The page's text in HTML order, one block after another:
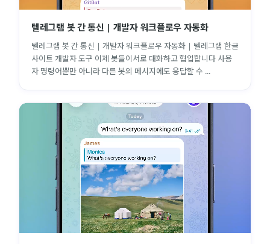
텔레그램 봇 간 통신 | 개발자 워크플로우 자동화
텔레그램 봇 간 통신 | 개발자 워크플로우 자동화 | 텔레그램 한글
사이트 개발자 도구 이제 봇들이서로 대화하고 협업합니다 사용
자 명령어뿐만 아니라 다른 봇의 메시지에도 응답할 수 ...